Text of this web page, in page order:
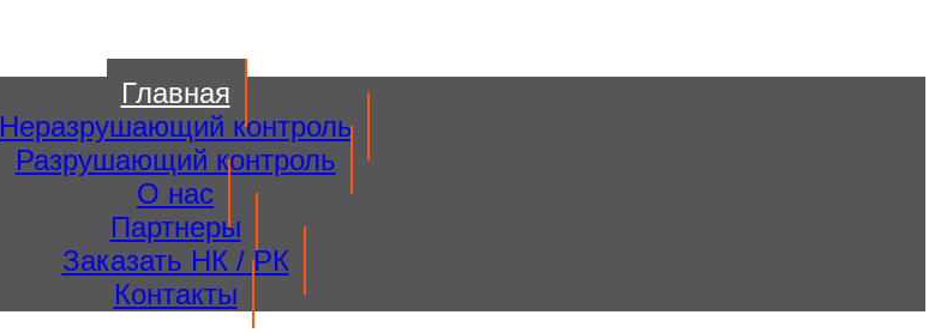
Главная
Неразрушающий контроль
Разрушающий контроль
О нас
Партнеры
Заказать НК / РК
Контакты